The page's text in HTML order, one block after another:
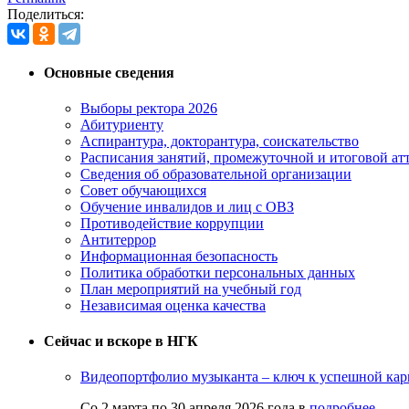
Поделиться:
Основные сведения
Выборы ректора 2026
Абитуриенту
Аспирантура, докторантура, соискательство
Расписания занятий, промежуточной и итоговой
Сведения об образовательной организации
Совет обучающихся
Обучение инвалидов и лиц с ОВЗ
Противодействие коррупции
Антитеррор
Информационная безопасность
Политика обработки персональных данных
План мероприятий на учебный год
Независимая оценка качества
Сейчас и вскоре в НГК
Видеопортфолио музыканта – ключ к успешной